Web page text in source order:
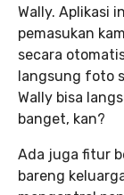
Wally. Aplikasi
pemasukan
secara
langsung foto
Wally bisa
banget, kan?
Ada juga fitur
bareng